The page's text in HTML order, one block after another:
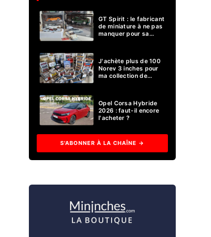
GT Spirit : le fabricant
de miniature à ne pas
manquer pour sa
J'achète plus de 100
Norev 3 inches pour
ma collection de
Opel Corsa Hybride
2026 : faut-il encore
l'acheter ?
S'ABONNER À LA CHAÎNE →